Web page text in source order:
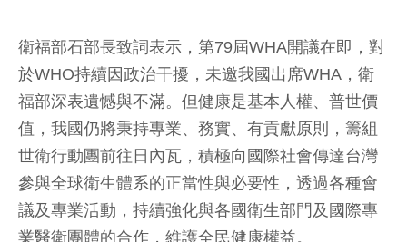
衛福部石部長致詞表示，第79屆WHA開議在即，對
於WHO持續因政治干擾，未邀我國出席WHA，衛
福部深表遺憾與不滿。但健康是基本人權、普世價
值，我國仍將秉持專業、務實、有貢獻原則，籌組
世衛行動團前往日內瓦，積極向國際社會傳達台灣
參與全球衛生體系的正當性與必要性，透過各種會
議及專業活動，持續強化與各國衛生部門及國際專
業醫衛團體的合作，維護全民健康權益。